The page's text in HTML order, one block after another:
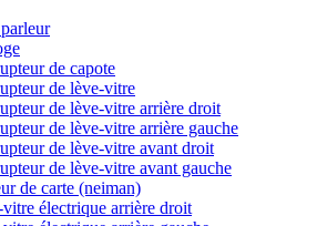
de capote
de lève-vitre
de lève-vitre arrière droit
de lève-vitre arrière gauche
de lève-vitre avant droit
de lève-vitre avant gauche
de carte (neiman)
électrique arrière droit